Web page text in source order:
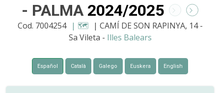
- PALMA 2024/2025
Cod. 7004254 | 🗺️ | CAMÍ DE SON RAPINYA, 14 -
Sa Vileta - Illes Balears
Español Català Galego Euskera English